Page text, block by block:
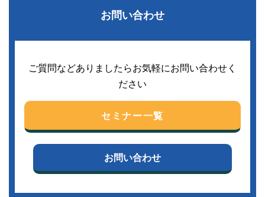
お問い合わせ
ご質問などありましたらお気軽にお問い合わせく
ださい
セミナー一覧
お問い合わせ